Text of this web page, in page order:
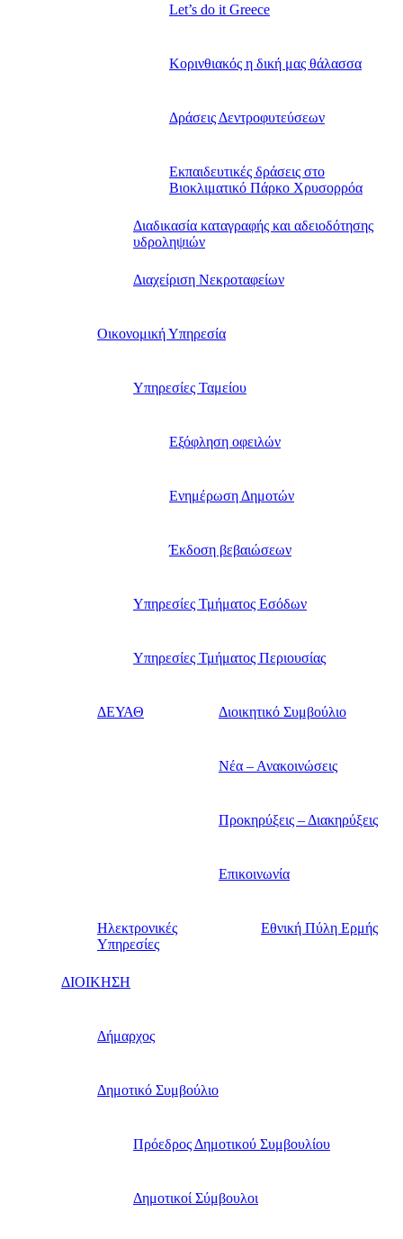
Let’s do it Greece
Kορινθιακός η δική μας θάλασσα
Δράσεις Δεντροφυτεύσεων
Εκπαιδευτικές δράσεις στο
Βιοκλιματικό Πάρκο Χρυσορρόα
Διαδικασία καταγραφής και αδειοδότησης
υδροληψιών
Διαχείριση Νεκροταφείων
Οικονομική Υπηρεσία
Υπηρεσίες Ταμείου
Εξόφληση οφειλών
Ενημέρωση Δημοτών
Έκδοση βεβαιώσεων
Υπηρεσίες Τμήματος Εσόδων
Υπηρεσίες Τμήματος Περιουσίας
ΔΕΥΑΘ Διοικητικό Συμβούλιο
Νέα – Ανακοινώσεις
Προκηρύξεις – Διακηρύξεις
Επικοινωνία
Ηλεκτρονικές
Υπηρεσίες
Εθνική Πύλη Ερμής
ΔΙΟΙΚΗΣΗ
Δήμαρχος
Δημοτικό Συμβούλιο
Πρόεδρος Δημοτικού Συμβουλίου
Δημοτικοί Σύμβουλοι